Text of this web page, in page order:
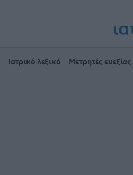
Ιατρικό λεξικό Μετρητές ευεξίας